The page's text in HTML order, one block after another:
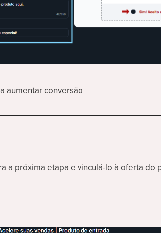
aumentar conversão
a próxima etapa e vinculá-lo à oferta do